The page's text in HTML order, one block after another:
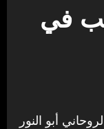
في
أبو النور